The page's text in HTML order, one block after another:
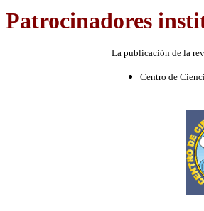
Patrocinadores
La publicación de la
Centro de